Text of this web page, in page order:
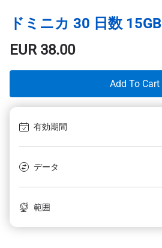
ドミニカ 30 日数 15GB
EUR38.00
Add To Cart
有効期間
データ
範囲